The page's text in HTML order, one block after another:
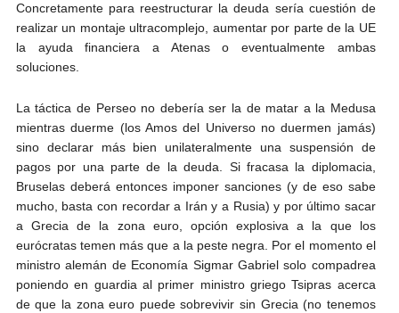
Concretamente para reestructurar la deuda sería cuestión de
realizar un montaje ultracomplejo, aumentar por parte de la UE
la ayuda financiera a Atenas o eventualmente ambas
soluciones.
La táctica de Perseo no debería ser la de matar a la Medusa
mientras duerme (los Amos del Universo no duermen jamás)
sino declarar más bien unilateralmente una suspensión de
pagos por una parte de la deuda. Si fracasa la diplomacia,
Bruselas deberá entonces imponer sanciones (y de eso sabe
mucho, basta con recordar a Irán y a Rusia) y por último sacar
a Grecia de la zona euro, opción explosiva a la que los
eurócratas temen más que a la peste negra. Por el momento el
ministro alemán de Economía Sigmar Gabriel solo compadrea
poniendo en guardia al primer ministro griego Tsipras acerca
de que la zona euro puede sobrevivir sin Grecia (no tenemos